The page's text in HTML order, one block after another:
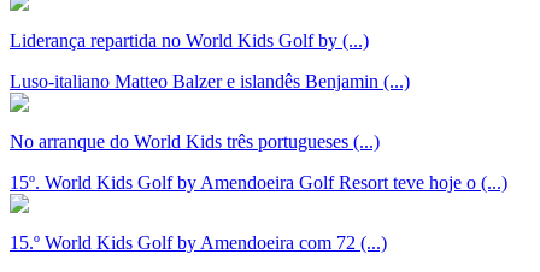
Liderança repartida no World Kids Golf by (...)
Luso-italiano Matteo Balzer e islandês Benjamin (...)
No arranque do World Kids três portugueses (...)
15º. World Kids Golf by Amendoeira Golf Resort teve hoje o (...)
15.º World Kids Golf by Amendoeira com 72 (...)